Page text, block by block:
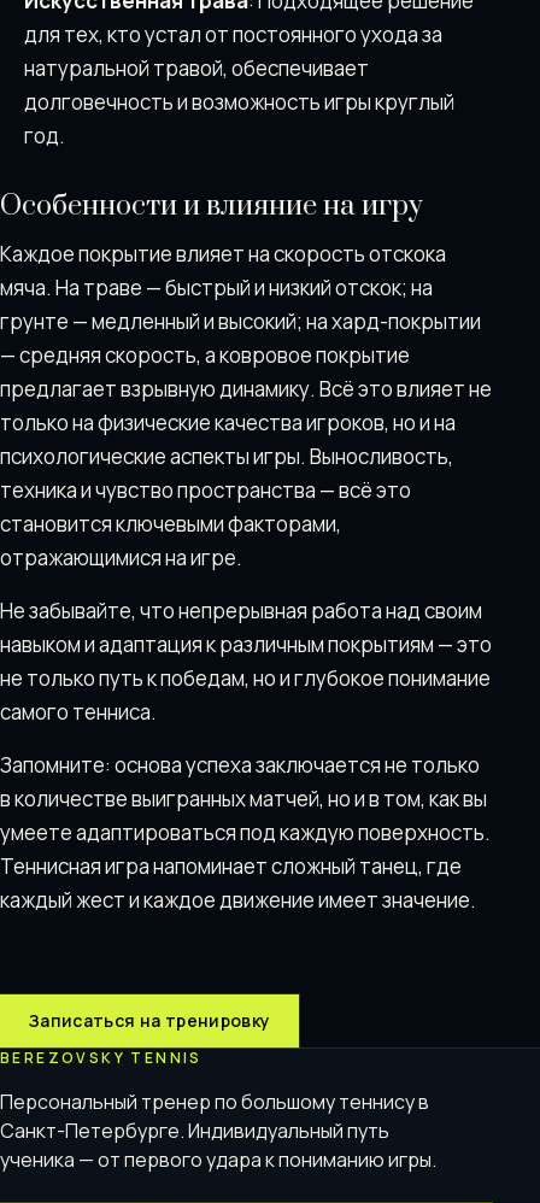
для тех, кто устал от постоянного ухода за
натуральной травой, обеспечивает
долговечность и возможность игры круглый
год.
Особенности и влияние на игру
Каждое покрытие влияет на скорость отскока
мяча. На траве — быстрый и низкий отскок; на
грунте — медленный и высокий; на хард-покрытии
— средняя скорость, а ковровое покрытие
предлагает взрывную динамику. Всё это влияет не
только на физические качества игроков, но и на
психологические аспекты игры. Выносливость,
техника и чувство пространства — всё это
становится ключевыми факторами,
отражающимися на игре.
Не забывайте, что непрерывная работа над своим
навыком и адаптация к различным покрытиям — это
не только путь к победам, но и глубокое понимание
самого тенниса.
Запомните: основа успеха заключается не только
в количестве выигранных матчей, но и в том, как вы
умеете адаптироваться под каждую поверхность.
Теннисная игра напоминает сложный танец, где
каждый жест и каждое движение имеет значение.
Записаться на тренировку
BEREZOVSKY TENNIS
Персональный тренер по большому теннису в
Санкт-Петербурге. Индивидуальный путь
ученика — от первого удара к пониманию игры.